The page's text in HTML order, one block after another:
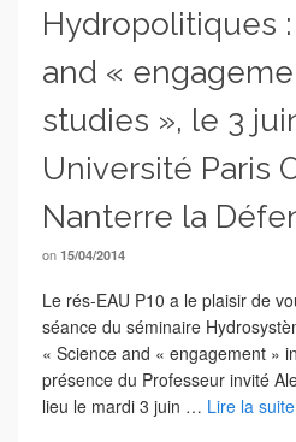
Hydropolitiques
and «
studies », le 3
Université Paris
Nanterre la
on 15/04/2014
Le rés-EAU P10 a le plaisir de
séance du séminaire
« Science and « engagement »
présence du Professeur invité
lieu le mardi 3 juin … Lire la suite